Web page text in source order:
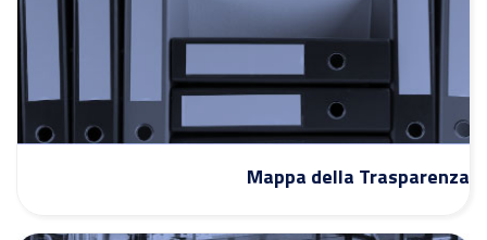
Mappa della Trasparenza